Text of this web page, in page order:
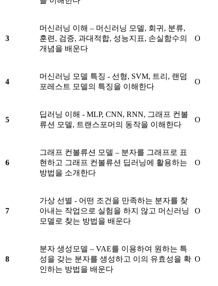
3
머신러닝 이해 – 머신러닝 모델, 회귀, 분류,
훈련, 검증, 과대적합, 성능지표, 손실함수의
개념을 배운다
O
4
머신러닝 모델 특징 - 선형, SVM, 트리, 랜덤
포레스트 모델의 특징을 이해한다
O
5
딥러닝 이해 - MLP, CNN, RNN, 그래프 컨볼
류션 모델, 트랜스포머의 동작을 이해한다
O
6
그래프 컨볼류션 모델 – 분자를 그래프로 표
현하고 그래프 컨볼류션 딥러닝에 활용하는
방법을 소개한다
O
7
가상 선별 - 어떤 조건을 만족하는 분자를 찾
아내는 작업으로 실험을 하지 않고 머신러닝
모델로 찾는 방법을 배운다
O
8
분자 생성모델 – VAE를 이용하여 원하는 특
성을 갖는 분자를 생성하고 이의 유효성을 확
인하는 방법을 배운다
O